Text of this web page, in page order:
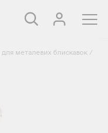
для металевих блискавок /